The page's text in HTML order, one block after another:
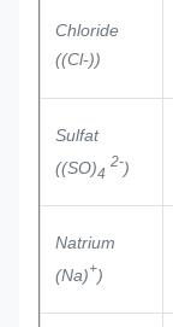
Chloride
((Cl-))
Sulfat
((SO)4
2-)
Natrium
(Na)+)